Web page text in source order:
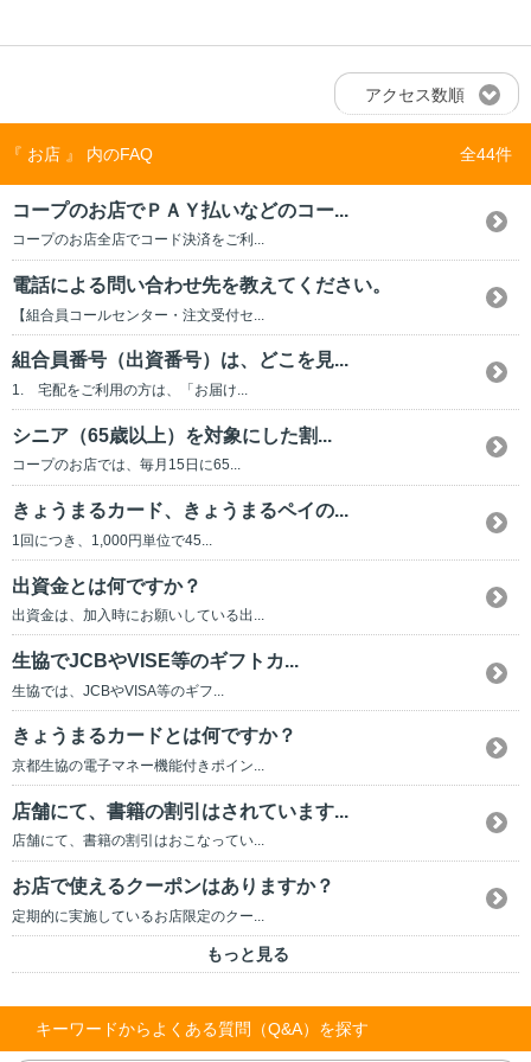
アクセス数順
『 お店 』 内のFAQ 全44件
コープのお店でＰＡＹ払いなどのコー...
コープのお店全店でコード決済をご利...
電話による問い合わせ先を教えてください。
【組合員コールセンター・注文受付セ...
組合員番号（出資番号）は、どこを見...
1. 宅配をご利用の方は、「お届け...
シニア（65歳以上）を対象にした割...
コープのお店では、毎月15日に65...
きょうまるカード、きょうまるペイの...
1回につき、1,000円単位で45...
出資金とは何ですか？
出資金は、加入時にお願いしている出...
生協でJCBやVISE等のギフトカ...
生協では、JCBやVISA等のギフ...
きょうまるカードとは何ですか？
京都生協の電子マネー機能付きポイン...
店舗にて、書籍の割引はされています...
店舗にて、書籍の割引はおこなってい...
お店で使えるクーポンはありますか？
定期的に実施しているお店限定のクー...
もっと見る
キーワードからよくある質問（Q&A）を探す